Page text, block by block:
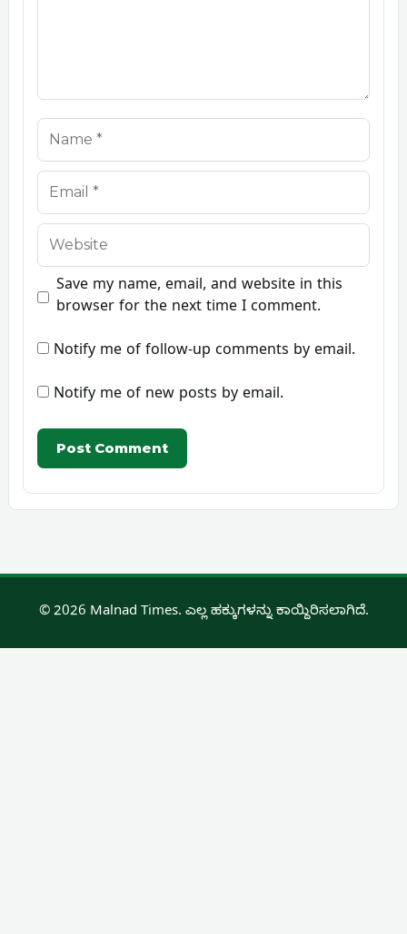
Name
Email
Website
Save my name, email, and website in this
browser for the next time I comment.
Notify me of follow-up comments by email.
Notify me of new posts by email.
© 2026 Malnad Times. ಎಲ್ಲ ಹಕ್ಕುಗಳನ್ನು ಕಾಯ್ದಿರಿಸಲಾಗಿದೆ.